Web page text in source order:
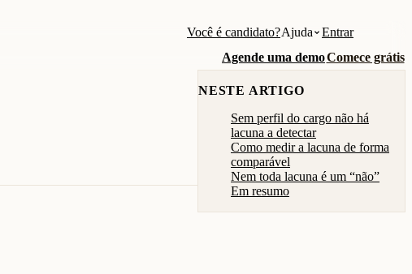
Você é candidato?Ajuda
Entrar
Agende uma demoComece grátis
NESTE ARTIGO
Sem perfil do cargo não há
lacuna a detectar
Como medir a lacuna de forma
comparável
Nem toda lacuna é um “não”
Em resumo